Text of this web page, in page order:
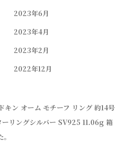
2023年6月
2023年4月
2023年2月
2022年12月
ン オーム モチーフ リング 約14号
リングシルバー SV925 11.06g 箱